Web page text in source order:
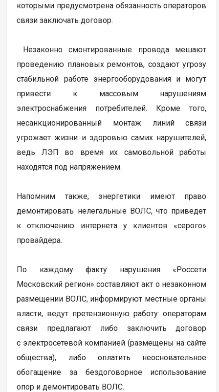
которыми предусмотрена обязанность операторов
связи заключать договор.
Незаконно смонтированные провода мешают
проведению плановых ремонтов, создают угрозу
стабильной работе энергооборудования и могут
привести к массовым нарушениям
электроснабжения потребителей. Кроме того,
несанкционированный монтаж линий связи
угрожает жизни и здоровью самих нарушителей,
ведь ЛЭП во время их самовольной работы
находятся под напряжением.
Напомним также, энергетики имеют право
демонтировать нелегальные ВОЛС, что приведет
к отключению интернета у клиентов «серого»
провайдера.
По каждому факту нарушения «Россети
Московский регион» составляют акт о незаконном
размещении ВОЛС, информируют местные органы
власти, ведут претензионную работу: операторам
связи предлагают либо заключить договор
с электросетевой компанией (размещены на сайте
общества), либо оплатить неосновательное
обогащение за бездоговорное использование
опор и демонтировать ВОЛС.